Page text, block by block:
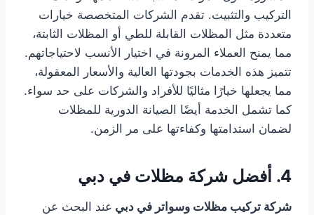
التركيب والتثبيت. تقدم الشركات المتخصصة خيارات
متعددة مثل المظلات القابلة للطي أو المظلات الثابتة،
مما يمنح العملاء المرونة في اختيار الأنسب لاحتياجاتهم.
تتميز هذه الخدمات بجودتها العالية والأسعار المعقولة،
مما يجعلها خيارًا مثاليًا للأفراد والشركات على حد سواء.
كما تشمل الخدمة أيضًا الصيانة الدورية للمظلات
لضمان استدامتها وكفاءتها على مر الزمن.
4. أفضل شركة مظلات في دبي
شركة تركيب مظلات وسواتر في دبي عند البحث عن